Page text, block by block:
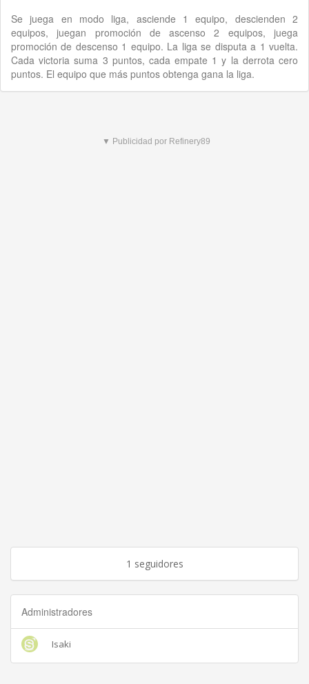
Se juega en modo liga, asciende 1 equipo, descienden 2
equipos, juegan promoción de ascenso 2 equipos, juega
promoción de descenso 1 equipo. La liga se disputa a 1 vuelta.
Cada victoria suma 3 puntos, cada empate 1 y la derrota cero
puntos. El equipo que más puntos obtenga gana la liga.
▼ Publicidad por Refinery89
1 seguidores
Administradores
Isaki